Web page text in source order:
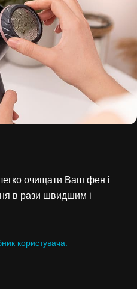
очищати Ваш фен і
в рази швидшим і
користувача.